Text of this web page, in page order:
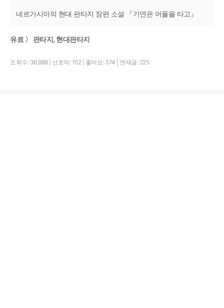
네르가시아의 현대 판타지 장편 소설 『기연은 어플을 타고』
유료 〉 판타지, 현대판타지
조회수: 36,988 선호작: 152 좋아요: 374 연재글: 225